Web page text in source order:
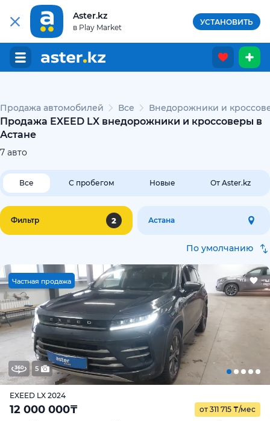
Aster.kz
в Play Market
УСТАНОВИТЬ
Продажа автомобилей Все Внедорожники и
Продажа EXEED LX внедорожники и кроссоверы в
Астане
7 авто
Все С пробегом Новые От Aster.kz
Фильтр 2 Астана
По умолчанию
Частная продажа
5
EXEED LX 2024
12 000 000₸ от 311 715 ₸/мес